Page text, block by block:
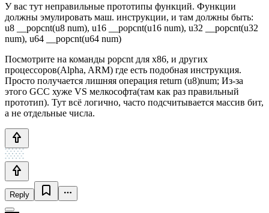
У вас тут неправильные прототипы функций. Функции
должны эмулировать маш. инструкции, и там должны быть:
u8 __popcnt(u8 num), u16 __popcnt(u16 num), u32 __popcnt(u32
num), u64 __popcnt(u64 num)
Посмотрите на команды popcnt для х86, и других
процессоров(Alpha, ARM) где есть подобная инструкция.
Просто получается лишняя операция return (u8)num; Из-за
этого GCC хуже VS мелкософта(там как раз правильный
прототип). Тут всё логично, часто подсчитывается массив бит,
а не отдельные числа.
Reply